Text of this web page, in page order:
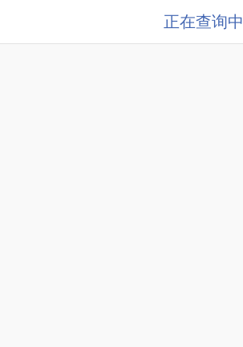
正在查询中